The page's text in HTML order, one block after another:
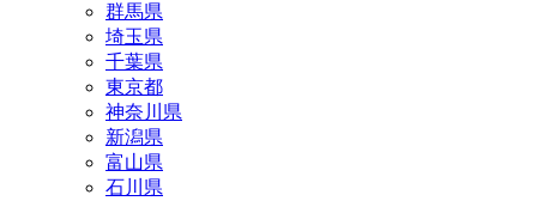
群馬県
埼玉県
千葉県
東京都
神奈川県
新潟県
富山県
石川県